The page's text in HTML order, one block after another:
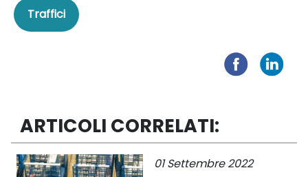
Traffici
ARTICOLI CORRELATI:
01 Settembre 2022